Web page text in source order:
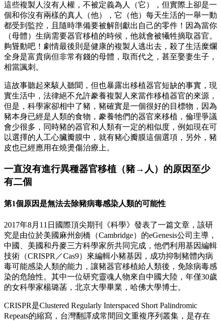
這些複製人沒有人權，不被定義為人（它），但實際上卻是一
個和你沒有兩樣的真人（他），它（他）每天生活的一舉一動
都受到監控，且隨時準備要被解剖獻出自己的零件！因為當你
（母體）生病需要器官移植的時候，他就會被犧牲摘取器官。
夠聳動吧！劇情最後則是健康的複製人逃出去，殺了生活糜爛
全身是富貴病但非常有錢的母體，取而代之，甚至娶妻生子，
相當諷刺。
這故事聽起來駭人聽聞，但也暴露出移植器官短缺的事實，現
實生活中，法律絕不允許豢養複製人來當作移植器官的來源，
但是，科學家卻相中了豬，豬確實是一個很好的目標物，因為
豬本身已經是人類的食物，豢養牠們的器官來移植，倫理爭議
會少很多，同時豬的器官和人類有一定的相似度，例如現在可
以選擇的人工心臟瓣膜中，就有豬心瓣膜這個選項，另外，豬
皮也已經應用在燒燙傷治療上。
一直沒有進行異種器官移植（豬→人）的原因至少
有二個
第1個原因是無法去除豬病毒感染人類的可能性
2017年8月 11 日國際頂尖期刊《科學》 發表了一篇文章，該研
究是由位於美國麻州劍橋（Cambridge）的eGenesis公司主導，
中國、美國和丹麥三方科學家所共同完成，他們利用基因編輯
技術（CRISPR ／Cas9）來編輯小豬基因，成功抑制豬體內病
毒可能感染人類的能力，讓豬器官移植給人類後，免除病毒感
染的危險性。其中一位研究靈魂人物來自中國大陸，年僅30歲
的女科學家楊璐菡，北京大學畢業，哈佛大學博士。
CRISPR是Clustered Regularly Interspaced Short Palindromic
Repeats的縮寫，台灣翻譯成常間回文重複序列叢集，是存在